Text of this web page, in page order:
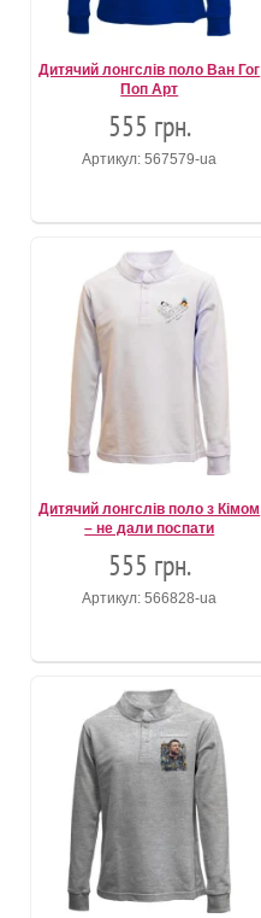
Дитячий лонгслів поло Ван Гог
Поп Арт
555 грн.
Артикул: 567579-ua
Дитячий лонгслів поло з Кімом
– не дали поспати
555 грн.
Артикул: 566828-ua